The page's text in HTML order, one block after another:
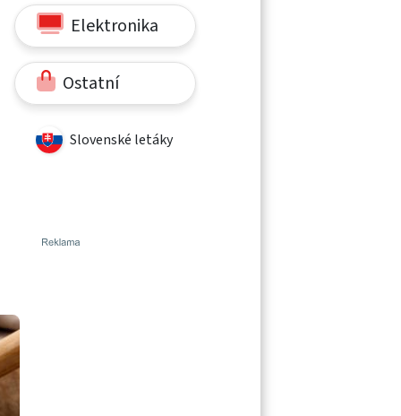
Elektronika
Ostatní
Slovenské letáky